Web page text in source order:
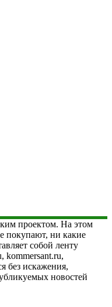
проектом. На этом
покупают, ни какие
собой ленту
kommersant.ru,
без искажения,
новостей